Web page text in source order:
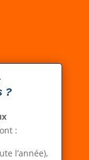
?
:
l’année),